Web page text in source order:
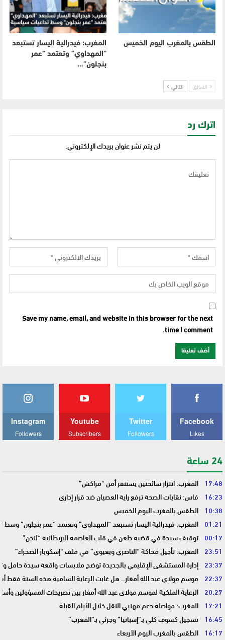
الطقس بالمغرب اليوم الخميس
المغرب: فيدرالية اليسار تستبعد
“المهداوي” وتعتمد “عمر
بنجلون”…
السابق التالي
اترك رد
لن يتم نشر عنوان بريدك الإلكتروني.
Save my name, email, and website in this browser for the next
time I comment.
Facebook
Likes
Twitter
Followers
Youtube
Subscribers
Instagram
Followers
24 ساعة
17:48 المغرب: انتزاز سائحتين يستنفر أمن “مراكش”
16:23 فاس: نقابات الصحة ترفع راية العصيان ضد قرار إداري
10:38 الطقس بالمغرب اليوم الخميس
01:21 المغرب: فيدرالية اليسار تستبعد “المهداوي” وتعتمد “عمر بنجلون”
00:17 توقيف سيدة في قضية طعن في قلب العاصمة البريطانية “لندن”
23:51 المغرب: تأجيل محاكة “الناصري وبعيوي” في ملف “إسكوبار الصحراء”
23:37 إدارة المستشفى الإقليمي بالجديدة توضح ملابسات واقعة سيدة حامل
22:37 موسم مولاي عبد الله أمغار.. هل غابت الرعاية السامية هذه السنة فقط
20:27 الرعاية الملكية لموسم مولاي عبد الله أمغار بين تصريحات المسؤولين
17:21 المغرب: مواصلة دعم مهنيي النقل خلال الأيام القبلة
16:45 تسجيل كسوف كلي بـ”إسبانيا” وجزئي بـ”المغرب”
16:17 الطقس بالمغرب اليوم الأربعاء